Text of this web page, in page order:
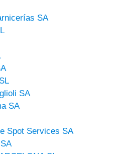
SA
SA
SA
Spot Services SA